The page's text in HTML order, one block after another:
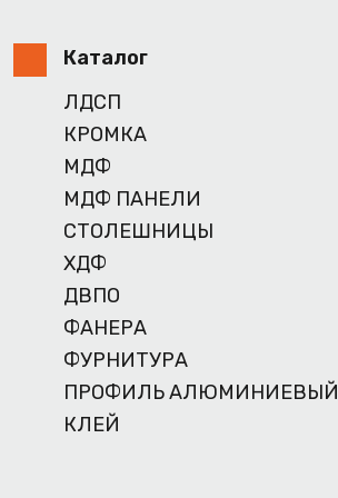
Каталог
ЛДСП
КРОМКА
МДФ
МДФ ПАНЕЛИ
СТОЛЕШНИЦЫ
ХДФ
ДВПО
ФАНЕРА
ФУРНИТУРА
ПРОФИЛЬ АЛЮМИНИЕВЫЙ
КЛЕЙ